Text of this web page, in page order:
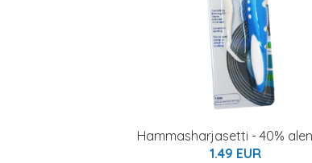
Hammasharjasetti - 40%
1.49 EUR